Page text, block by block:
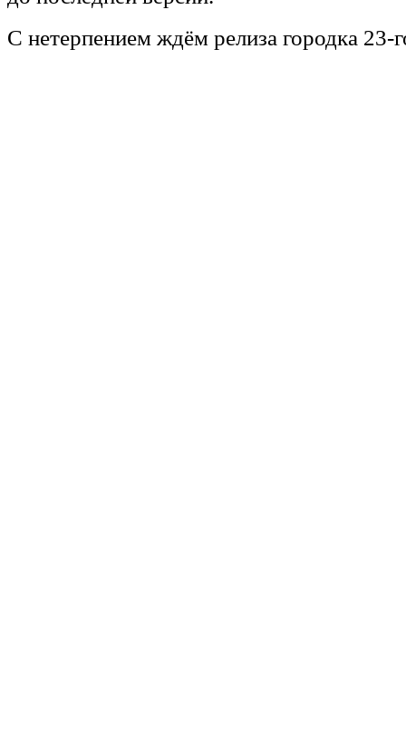
С нетерпением ждём релиза городка 23-